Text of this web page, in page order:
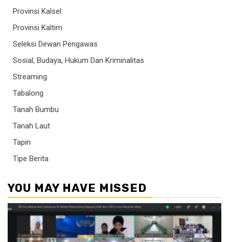
Provinsi Kalsel
Provinsi Kaltim
Seleksi Dewan Pengawas
Sosial, Budaya, Hukum Dan Kriminalitas
Streaming
Tabalong
Tanah Bumbu
Tanah Laut
Tapin
Tipe Berita
YOU MAY HAVE MISSED